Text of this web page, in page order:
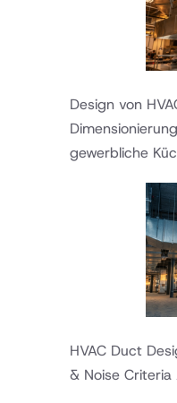
Design von
gewerbliche
HVAC Duct
& Noise Criteria